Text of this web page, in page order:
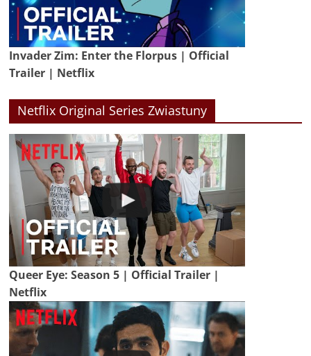
Invader Zim: Enter the Florpus | Official
Trailer | Netflix
Netflix Original Series Zwiastuny
Queer Eye: Season 5 | Official Trailer |
Netflix